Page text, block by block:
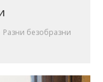
Разни безобразни